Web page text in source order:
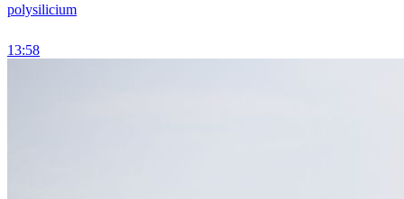
polysilicium
13:58